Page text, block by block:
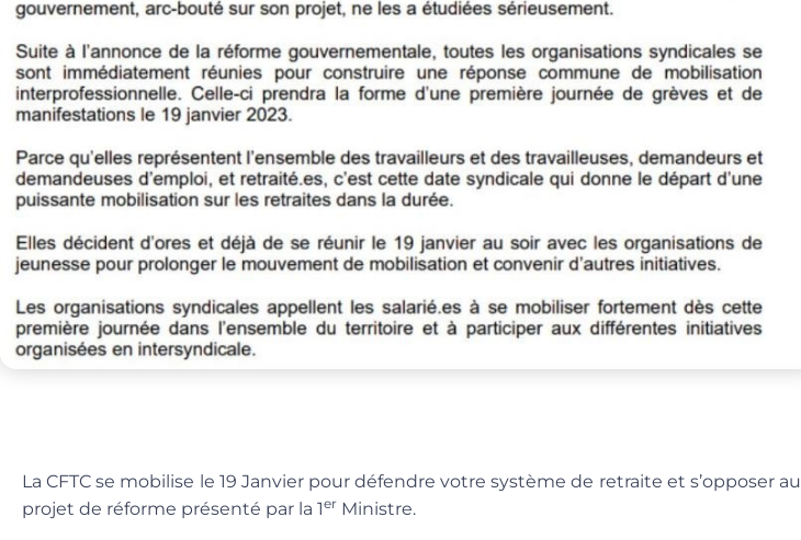
La CFTC se mobilise le 19 Janvier pour défendre votre système de retraite et s’opposer au
projet de réforme présenté par la 1er Ministre.